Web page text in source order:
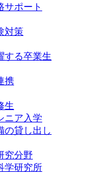
サポート
対策
する卒業生
携
生
ニア入学
の貸し出し
究分野
学研究所